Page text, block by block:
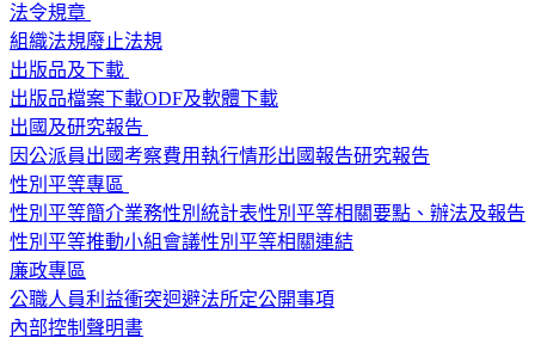
法令規章
組織法規廢止法規
出版品及下載
出版品檔案下載ODF及軟體下載
出國及研究報告
因公派員出國考察費用執行情形出國報告研究報告
性別平等專區
性別平等簡介業務性別統計表性別平等相關要點、辦法及報告
性別平等推動小組會議性別平等相關連結
廉政專區
公職人員利益衝突迴避法所定公開事項
內部控制聲明書